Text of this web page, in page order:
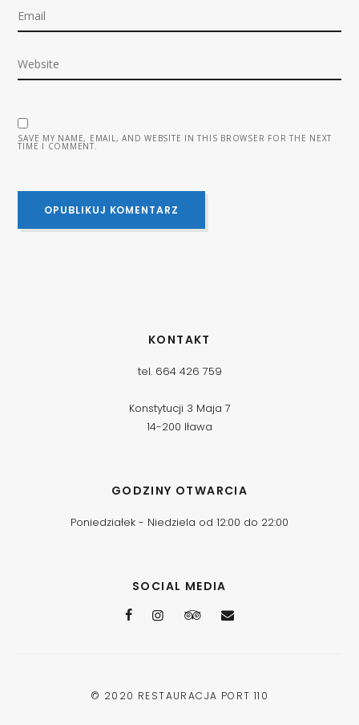
SAVE MY NAME, EMAIL, AND WEBSITE IN THIS BROWSER FOR THE NEXT
TIME I COMMENT.
KONTAKT
tel. 664 426 759
Konstytucji 3 Maja 7
14-200 Iława
GODZINY OTWARCIA
Poniedziałek - Niedziela od 12:00 do 22:00
SOCIAL MEDIA
© 2020 RESTAURACJA PORT 110